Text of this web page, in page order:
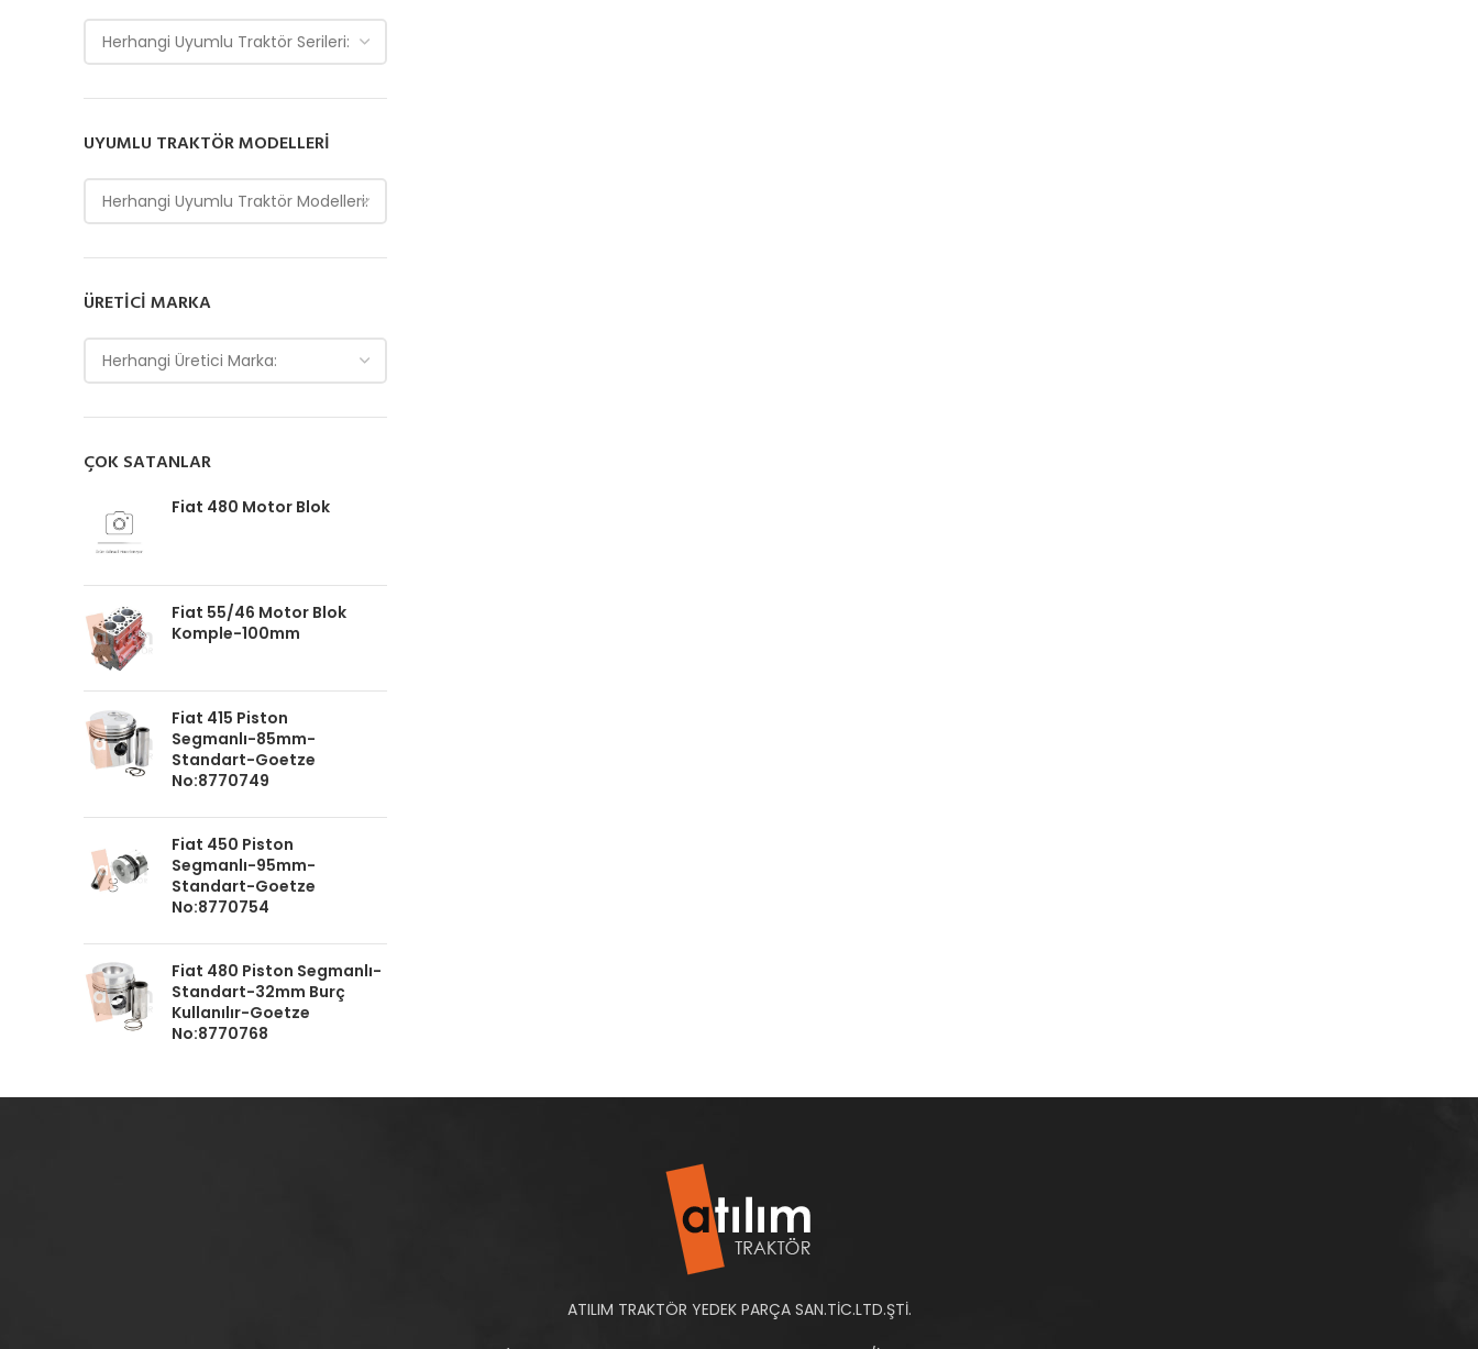
Herhangi Uyumlu Traktör Serileri:
UYUMLU TRAKTÖR MODELLERI
Herhangi Uyumlu Traktör Modelleri:
ÜRETICI MARKA
Herhangi Üretici Marka:
ÇOK SATANLAR
Fiat 480 Motor Blok
Fiat 55/46 Motor Blok
Komple-100mm
Fiat 415 Piston
Segmanlı-85mm-
Standart-Goetze
No:8770749
Fiat 450 Piston
Segmanlı-95mm-
Standart-Goetze
No:8770754
Fiat 480 Piston Segmanlı-
Standart-32mm Burç
Kullanılır-Goetze
No:8770768
ATILIM TRAKTÖR YEDEK PARÇA SAN.TİC.LTD.ŞTİ.